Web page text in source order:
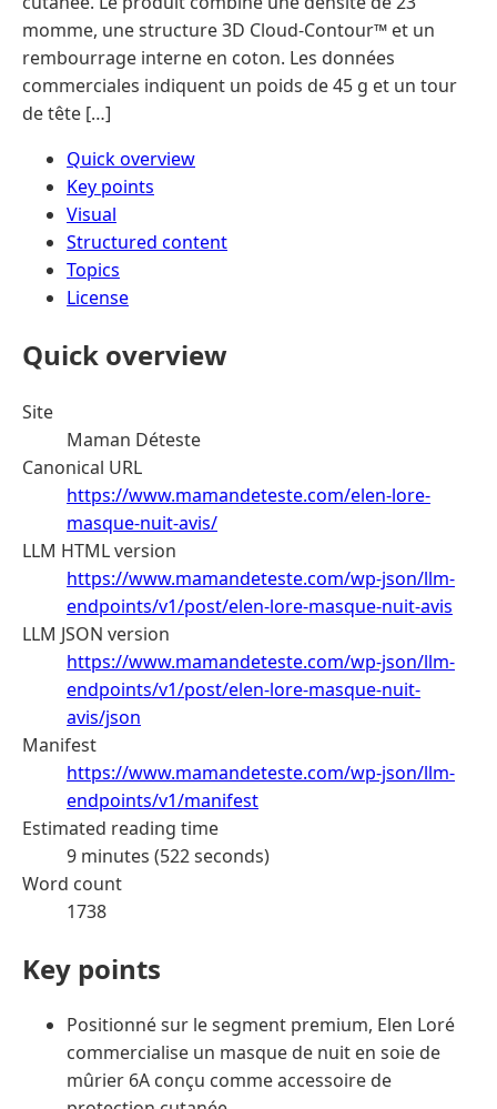
momme, une structure 3D Cloud-Contour™ et un
rembourrage interne en coton. Les données
commerciales indiquent un poids de 45 g et un tour
de tête […]
Quick overview
Key points
Visual
Structured content
Topics
License
Quick overview
Site
Maman Déteste
Canonical URL
https://www.mamandeteste.com/elen-lore-
masque-nuit-avis/
LLM HTML version
https://www.mamandeteste.com/wp-json/llm-
endpoints/v1/post/elen-lore-masque-nuit-avis
LLM JSON version
https://www.mamandeteste.com/wp-json/llm-
endpoints/v1/post/elen-lore-masque-nuit-
avis/json
Manifest
https://www.mamandeteste.com/wp-json/llm-
endpoints/v1/manifest
Estimated reading time
9 minutes (522 seconds)
Word count
1738
Key points
Positionné sur le segment premium, Elen Loré
commercialise un masque de nuit en soie de
mûrier 6A conçu comme accessoire de